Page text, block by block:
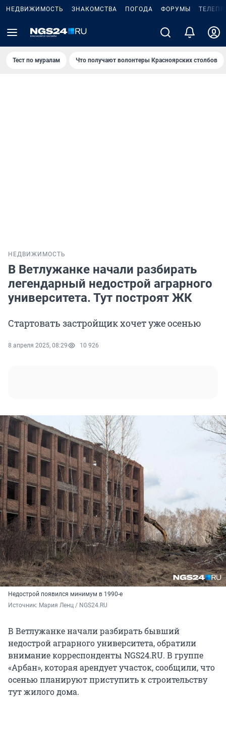
НЕДВИЖИМОСТЬ ЗНАКОМСТВА ПОГОДА ФОРУМЫ
Тест по мурaлaм Что получают волонтеры Красноярских столбов
НЕДВИЖИМОСТЬ
В Ветлужанке начали разбирать
легендарный недострой аграрного
университета. Тут построят ЖК
Стартовать застройщик хочет уже осенью
8 апреля 2025, 08:29 10 926
Недострой появился минимум в 1990-е
Источник: Мария Ленц / NGS24.RU
В Ветлужанке начали разбирать бывший
недострой аграрного университета, обратили
внимание корреспонденты NGS24.RU. В группе
«Арбан», которая арендует участок, сообщили, что
осенью планируют приступить к строительству
тут жилого дома.